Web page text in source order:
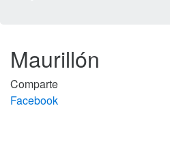
Maurillón
Comparte
Facebook